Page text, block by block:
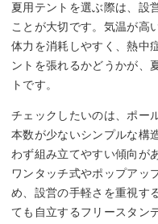
夏用テントを選ぶ際は、設
ことが大切です。気温が高
体力を消耗しやすく、熱中
ントを張れるかどうかが、
トです。
チェックしたいのは、ポー
本数が少ないシンプルな構
わず組み立てやすい傾向が
ワンタッチ式やポップアッ
め、設営の手軽さを重視す
ても自立するフリースタン